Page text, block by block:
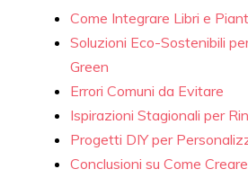
Come Integrare Libri e
Soluzioni Eco-Sostenibili
Green
Errori Comuni da Evitare
Ispirazioni Stagionali per
Progetti DIY per
Conclusioni su Come